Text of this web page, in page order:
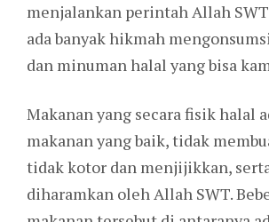
menjalankan perintah Allah
ada banyak hikmah
dan minuman halal yang bisa
Makanan yang secara fisik halal
makanan yang baik, tidak
tidak kotor dan menjijikkan,
diharamkan oleh Allah SWT.